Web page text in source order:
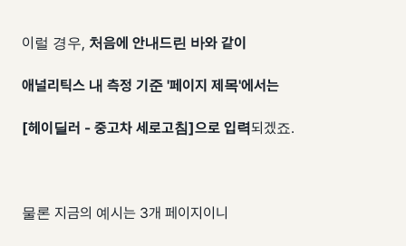
이럴 경우, 처음에 안내드린 바와 같이
애널리틱스 내 측정 기준 '페이지 제목'에서는
[헤이딜러 - 중고차 세로고침]으로 입력되겠죠.
물론 지금의 예시는 3개 페이지이니